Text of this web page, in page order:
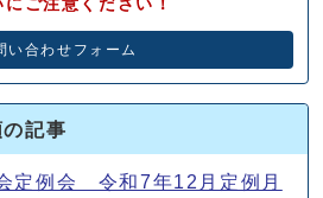
ご注意ください！
い合わせフォーム
記事
定例会 令和7年12月定例月